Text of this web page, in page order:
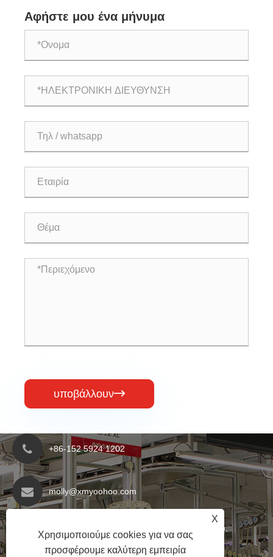
Αφήστε μου ένα μήνυμα
υποβάλλουν
+86-152 5924 1202
molly@xmyoohoo.com
No.98 Xiangxing Rd, περιοχή Xiang'an, Fujian,
Κίνα. 361101
X
Χρησιμοποιούμε cookies για να σας
προσφέρουμε καλύτερη εμπειρία